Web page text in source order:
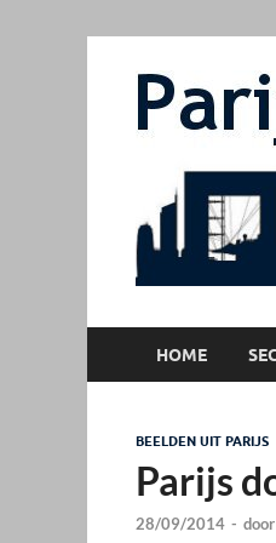
HOME
BEELDEN UIT PARIJS
Parijs
28/09/2014 - door